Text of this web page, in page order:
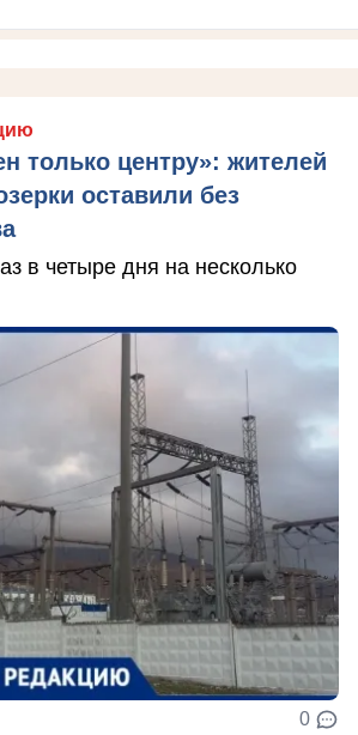
только центру»: жителей
оставили без
в четыре дня на несколько
0